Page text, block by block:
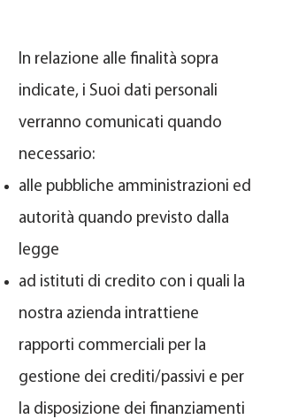
In relazione alle finalità sopra
indicate, i Suoi dati personali
verranno comunicati quando
necessario:
alle pubbliche amministrazioni ed
autorità quando previsto dalla
legge
ad istituti di credito con i quali la
nostra azienda intrattiene
rapporti commerciali per la
gestione dei crediti/passivi e per
la disposizione dei finanziamenti